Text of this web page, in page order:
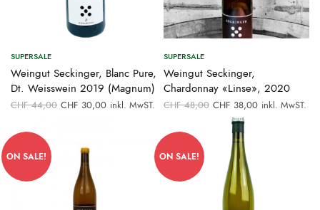
SUPERSALE
Weingut Seckinger, Blanc Pure,
Dt. Weisswein 2019 (Magnum)
CHF44,00 Ursprünglicher
Preis war:
CHF 30,00Aktueller
inkl. MwST.
SUPERSALE
Weingut Seckinger,
Chardonnay «Linse», 2020
CHF48,00 Ursprünglicher
Preis war:
CHF 48,00
CHF 38,00Aktueller
inkl. MwST.
ON SALE! ON SALE!